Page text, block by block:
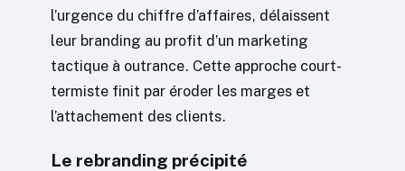
l’urgence du chiffre d’affaires, délaissent
leur branding au profit d’un marketing
tactique à outrance. Cette approche court-
termiste finit par éroder les marges et
l’attachement des clients.
Le rebranding précipité